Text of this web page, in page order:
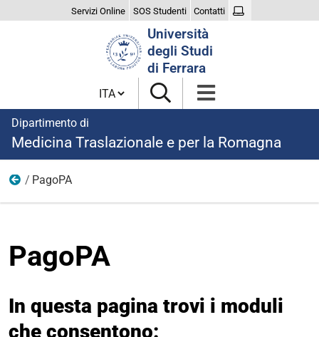
Servizi Online SOS Studenti Contatti
Università
degli Studi
di Ferrara
Cambia lingua
Dipartimento di
Medicina Traslazionale e per la Romagna
Home
PagoPA
PagoPA
In questa pagina trovi i moduli
che consentono: